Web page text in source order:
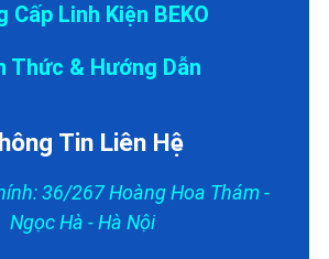
Cấp Linh Kiện BEKO
Thức & Hướng Dẫn
Tin Liên Hệ
36/267 Hoàng Hoa Thám -
Ngọc Hà - Hà Nội